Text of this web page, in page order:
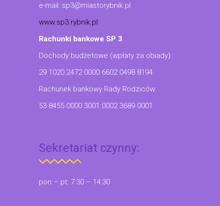
e-mail: sp3@miastorybnik.pl
www.sp3.rybnik.pl
Rachunki bankowe SP 3
Dochody budżetowe (wpłaty za obiady):
29 1020 2472 0000 6602 0498 8194
Rachunek bankowy Rady Rodziców:
53 8455 0000 3001 0002 3689 0001
Sekretariat czynny:
pon – pt: 7:30 – 14:30